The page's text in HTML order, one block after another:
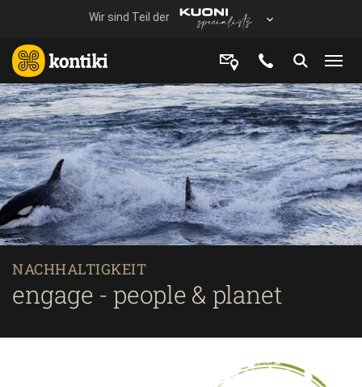
NACHHALTIGKEIT
engage - people & planet